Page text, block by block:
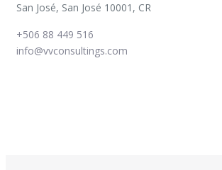
San José, San José 10001, CR
+506 88 449 516
info@vvconsultings.com